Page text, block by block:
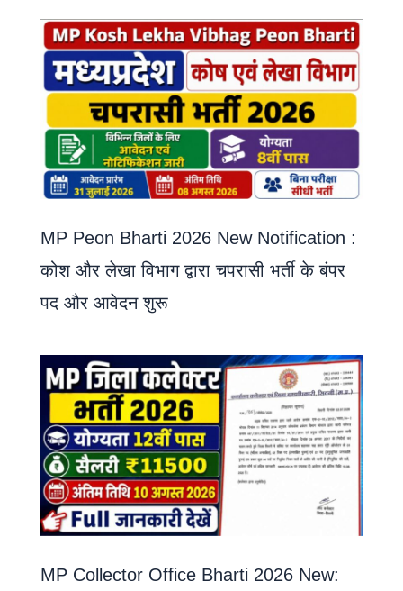
MP Peon Bharti 2026 New Notification :
कोश और लेखा विभाग द्वारा चपरासी भर्ती के बंपर
पद और आवेदन शुरू
MP Collector Office Bharti 2026 New: